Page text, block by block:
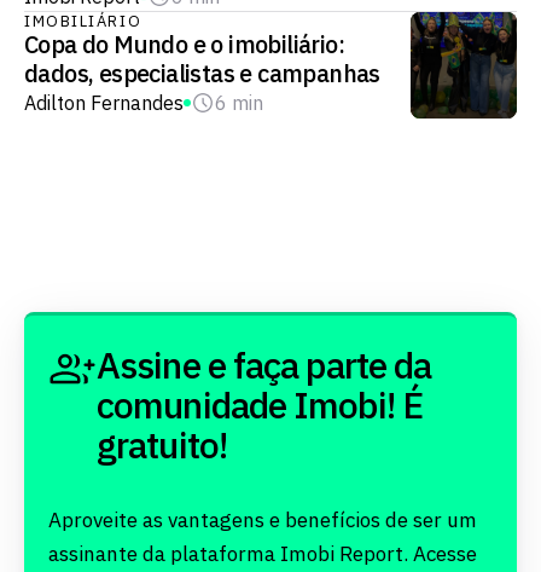
IMOBILIÁRIO
Copa do Mundo e o imobiliário:
dados, especialistas e campanhas
Adilton Fernandes 6 min
Assine e faça parte da
comunidade Imobi! É
gratuito!
Aproveite as vantagens e benefícios de ser um
assinante da plataforma Imobi Report. Acesse